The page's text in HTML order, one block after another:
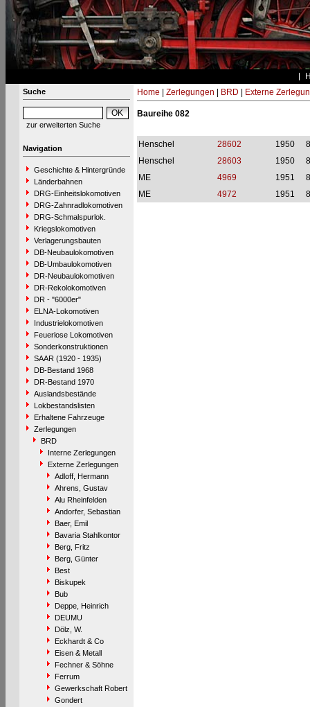
Suche
zur erweiterten Suche
Navigation
Geschichte & Hintergründe
Länderbahnen
DRG-Einheitslokomotiven
DRG-Zahnradlokomotiven
DRG-Schmalspurlok.
Kriegslokomotiven
Verlagerungsbauten
DB-Neubaulokomotiven
DB-Umbaulokomotiven
DR-Neubaulokomotiven
DR-Rekolokomotiven
DR - "6000er"
ELNA-Lokomotiven
Industrielokomotiven
Feuerlose Lokomotiven
Sonderkonstruktionen
SAAR (1920 - 1935)
DB-Bestand 1968
DR-Bestand 1970
Auslandsbestände
Lokbestandslisten
Erhaltene Fahrzeuge
Zerlegungen
BRD
Interne Zerlegungen
Externe Zerlegungen
Adloff, Hermann
Ahrens, Gustav
Alu Rheinfelden
Andorfer, Sebastian
Baer, Emil
Bavaria Stahlkontor
Berg, Fritz
Berg, Günter
Best
Biskupek
Bub
Deppe, Heinrich
DEUMU
Dölz, W.
Eckhardt & Co
Eisen & Metall
Fechner & Söhne
Ferrum
Gewerkschaft Robert
Gondert
Home Zerlegungen BRD Externe
Baureihe 082
Henschel 28602 1950
Henschel
28603 1950
ME
4969 1951
ME
4972 1951